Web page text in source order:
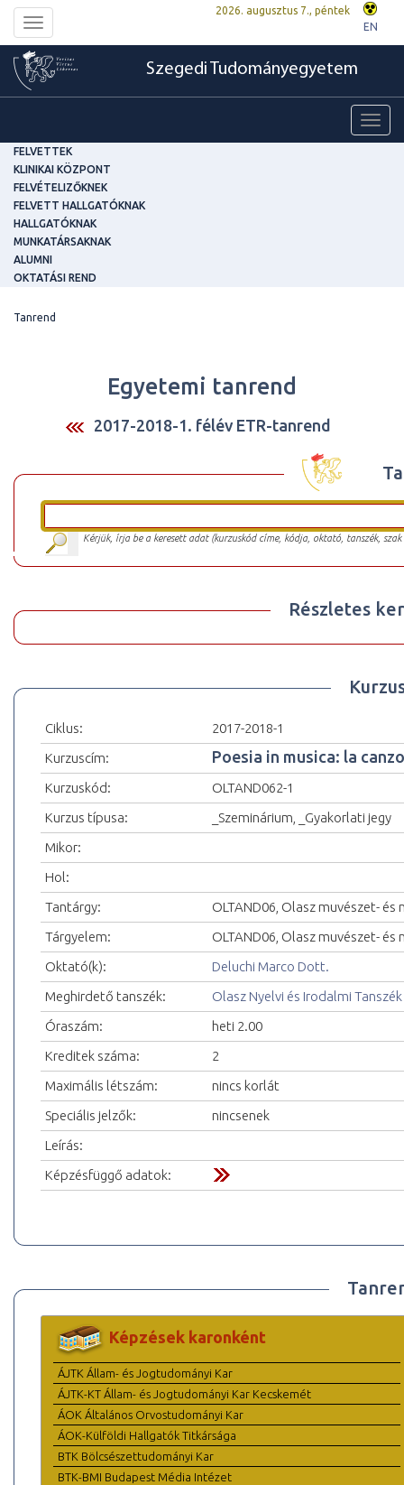
Toggle
navigation
2026. augusztus 7., péntek
EN
Szegedi Tudományegyetem
FELVETTEK
KLINIKAI KÖZPONT
FELVÉTELIZŐKNEK
FELVETT HALLGATÓKNAK
HALLGATÓKNAK
MUNKATÁRSAKNAK
ALUMNI
OKTATÁSI REND
Tanrend
Egyetemi tanrend
2017-2018-1. félév ETR-tanrend
Kérjük, írja be a keresett adat (kurzuskód címe, kódja, oktató, tanszék,
Részletes
Ciklus:
2017-2018-1
Kurzuscím:
Poesia in musica: la
Kurzuskód:
OLTAND062-1
Kurzus típusa:
_Szeminárium, _Gyakorlati jegy
Mikor:
Hol:
Tantárgy:
OLTAND06, Olasz muvészet-
Tárgyelem:
OLTAND06, Olasz muvészet-
Oktató(k):
Deluchi Marco Dott.
Meghirdető tanszék:
Olasz Nyelvi és Irodalmi Tanszék
Óraszám:
heti 2.00
Kreditek száma:
2
Maximális létszám:
nincs korlát
Speciális jelzők:
nincsenek
Leírás:
Képzésfüggő adatok:
Képzések karonként
ÁJTK Állam- és Jogtudományi Kar
ÁJTK-KT Állam- és Jogtudományi Kar Kecskemét
ÁOK Általános Orvostudományi Kar
ÁOK-Külföldi Hallgatók Titkársága
BTK Bölcsészettudományi Kar
BTK-BMI Budapest Média Intézet